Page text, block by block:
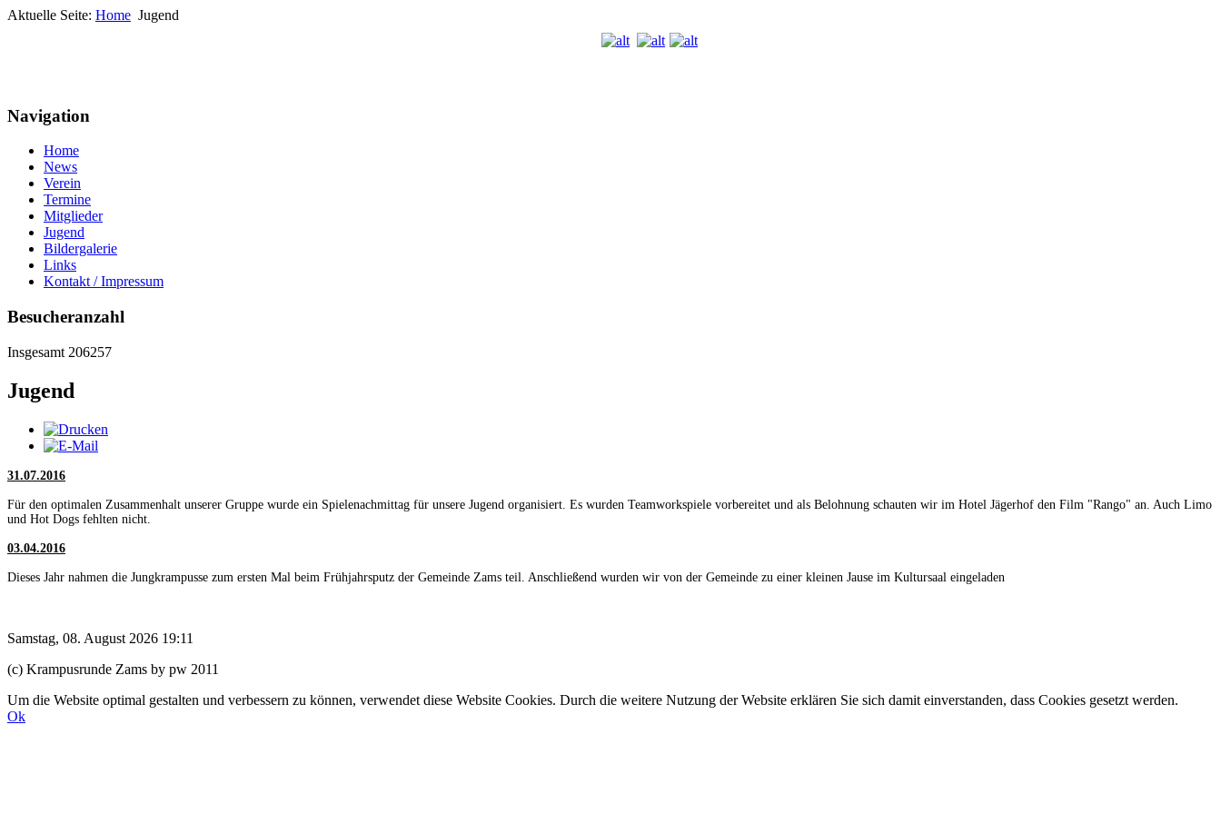
Aktuelle Seite: Home Jugend
Navigation
Home
News
Verein
Termine
Mitglieder
Jugend
Bildergalerie
Links
Kontakt / Impressum
Besucheranzahl
Insgesamt 206257
Jugend
31.07.2016
Für den optimalen Zusammenhalt unserer Gruppe wurde ein Spielenachmittag für unsere Jugend organisiert. Es wurden Teamworkspiele vorbereitet und als Belohnung schauten wir im Hotel Jägerhof den Film "Rango" an. Auch Limo
und Hot Dogs fehlten nicht.
03.04.2016
Dieses Jahr nahmen die Jungkrampusse zum ersten Mal beim Frühjahrsputz der Gemeinde Zams teil. Anschließend wurden wir von der Gemeinde zu einer kleinen Jause im Kultursaal eingeladen
Samstag, 08. August 2026 19:11
(c) Krampusrunde Zams by pw 2011
Um die Website optimal gestalten und verbessern zu können, verwendet diese Website Cookies. Durch die weitere Nutzung der Website erklären Sie sich damit einverstanden, dass Cookies gesetzt werden.
Ok